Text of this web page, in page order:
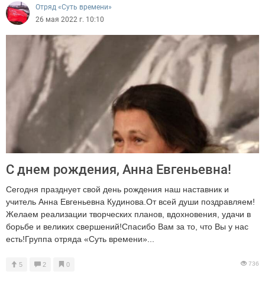
Отряд «Суть времени»
26 мая 2022 г. 10:10
С днем рождения, Анна Евгеньевна!
Сегодня празднует свой день рождения наш наставник и
учитель Анна Евгеньевна Кудинова.От всей души поздравляем!
Желаем реализации творческих планов, вдохновения, удачи в
борьбе и великих свершений!Спасибо Вам за то, что Вы у нас
есть!Группа отряда «Суть времени»...
5 2 0 736